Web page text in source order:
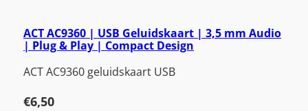
ACT AC9360 | USB Geluidskaart | 3,5 mm Audio
| Plug & Play | Compact Design
ACT AC9360 geluidskaart USB
€6,50